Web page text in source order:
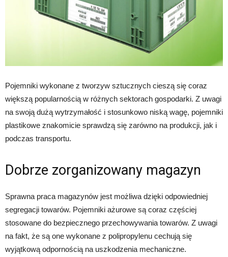
Pojemniki wykonane z tworzyw sztucznych cieszą się coraz
większą popularnością w różnych sektorach gospodarki. Z uwagi
na swoją dużą wytrzymałość i stosunkowo niską wagę, pojemniki
plastikowe znakomicie sprawdzą się zarówno na produkcji, jak i
podczas transportu.
Dobrze zorganizowany magazyn
Sprawna praca magazynów jest możliwa dzięki odpowiedniej
segregacji towarów. Pojemniki ażurowe są coraz częściej
stosowane do bezpiecznego przechowywania towarów. Z uwagi
na fakt, że są one wykonane z polipropylenu cechują się
wyjątkową odpornością na uszkodzenia mechaniczne.